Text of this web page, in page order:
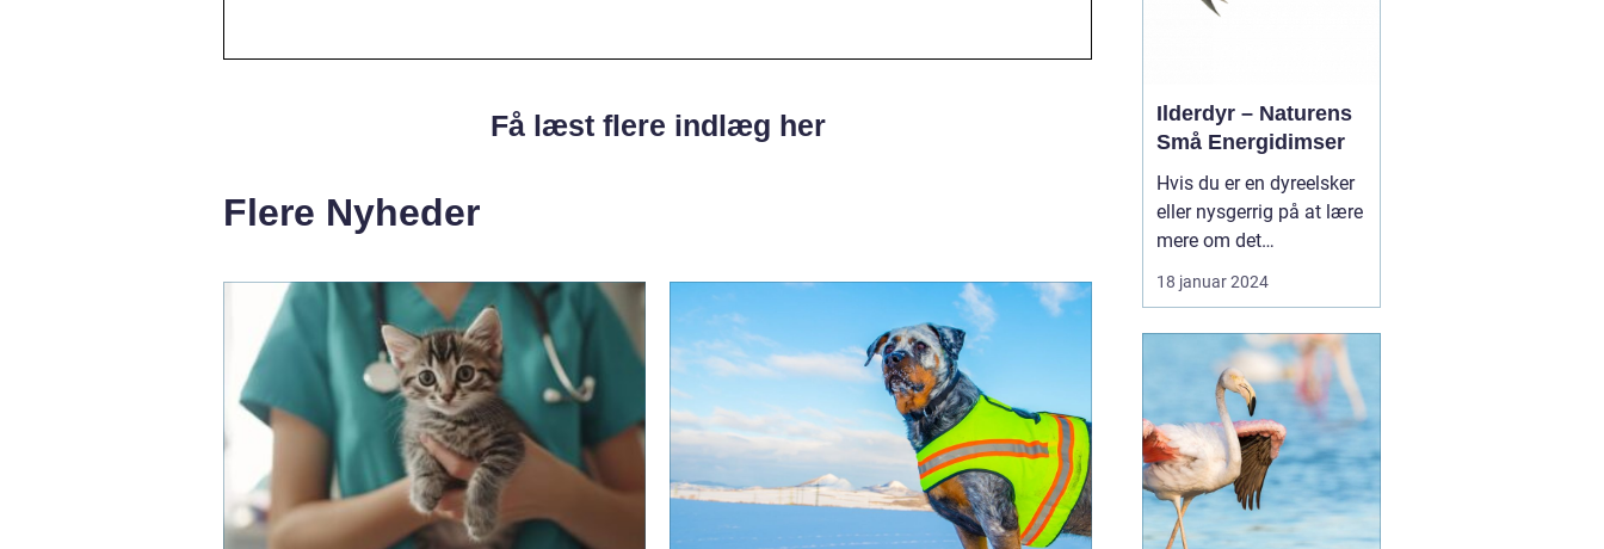
Få læst flere indlæg her
Flere Nyheder
levevis og p...
Ilderdyr – Naturens
Små Energidimser
Hvis du er en dyreelsker
eller nysgerrig på at lære
mere om det
fascinerende dyrerige, er
ilderdyr en art, der er
Ilderen, også kendt som
mustela putorius furo, er
en lille dyr, der tilhører
samme familie som
grævlinger, mår, og odd...
18 januar 2024